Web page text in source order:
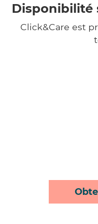
Disponibilité
Click&Care est